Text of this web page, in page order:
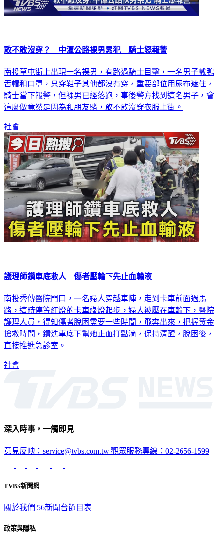
敢不敢沒穿？ 中潭公路裸男累犯 騎士怒報警
南投草屯街上出現一名裸男，有路過騎士目擊，一名男子戴鴨
舌帽和口罩，只穿鞋子其他都沒有穿，重要部位用尿布遮住，
騎士當下報警，但裸男已經落跑，事後警方找到這名男子，會
這麼做竟然是因為和朋友賭，敢不敢沒穿衣服上街。
社會
護理師鑽車底救人 傷者壓輪下先止血輸液
南投秀傳醫院門口，一名婦人穿越車陣，走到卡車前面過馬
路，這時停等紅燈的卡車綠燈起步，婦人被壓在車輪下，醫院
護理人員，得知傷者脫困需要一些時間，飛奔出來，把握黃金
搶救時間，鑽進車底下幫她止血打點滴，保持清醒，脫困後，
直接推進急診室。
社會
深入時事，一觸即見
意見反映：service@tvbs.com.tw 觀眾服務專線：02-2656-1599
TVBS新聞網
關於我們 56新聞台節目表
政策與隱私